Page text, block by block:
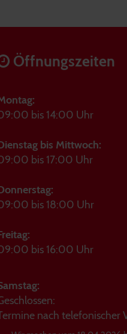
Öffnungszeiten
bis 14:00 Uhr
bis Mittwoch:
bis 17:00 Uhr
bis 18:00 Uhr
bis 16:00 Uhr
nach telefonischer